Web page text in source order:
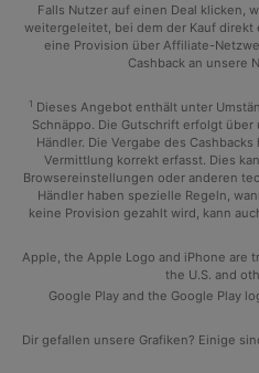
Falls Nutzer auf einen Deal klicken,
weitergeleitet, bei dem der Kauf
eine Provision über Affiliate-
Cashback an unsere
1 Dieses Angebot enthält unter
Schnäppo. Die Gutschrift erfolgt
Händler. Die Vergabe des
Vermittlung korrekt erfasst. Dies
Browsereinstellungen oder anderen
Händler haben spezielle Regeln,
keine Provision gezahlt wird, kann
Apple, the Apple Logo and iPhone are
the U.S. and
Google Play and the Google Play
Dir gefallen unsere Grafiken? Einige